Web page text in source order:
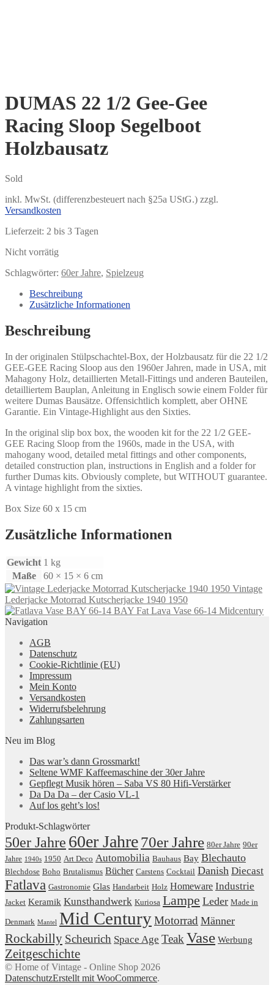
DUMAS 22 1/2 Gee-Gee
Racing Sloop Segelboot
Holzbausatz
Sold
inkl. MwSt. (differenzbesteuert nach §25a UStG.) zzgl.
Versandkosten
Lieferzeit: 2 bis 3 Tagen
Nicht vorrätig
Schlagwörter: 60er Jahre, Spielzeug
Beschreibung
Zusätzliche Informationen
Beschreibung
In der originalen Stülpschachtel-Box, der Holzbausatz für die 22 1/2
GEE-GEE Racing Sloop aus den 1960er Jahren, made in USA, mit
Mahagony Holz, detaillierten Metall-Fittings und anderen Bauteilen,
detailliertem Bauplan, Anleitung in Englisch sowie einem Folder für
weitere Dumas Bausätze. Offensichtlich komplett, aber OHNE
Garantie. Ein Vintage-Highlight aus den Sixties.
In the original slip box box, the wooden kit for the 22 1/2 GEE-
GEE Racing Sloop from the 1960s, made in the USA, with
mahogany wood, detailed metal fittings and other components,
detailed construction plan, instructions in English and a folder for
further Dumas kits. Obviously complete, but WITHOUT guarantee.
A vintage highlight from the sixties.
Box Size 60 x 15 cm
Zusätzliche Informationen
Gewicht 1 kg
Maße
60 × 15 × 6 cm
Vintage
Lederjacke Motorrad Kutscherjacke 1940 1950
BAY Fat Lava Vase 66-14 Midcentury
Navigation
AGB
Datenschutz
Cookie-Richtlinie (EU)
Impressum
Mein Konto
Versandkosten
Widerrufsbelehrung
Zahlungsarten
Neu im Blog
Das war’s dann Grossmarkt!
Seltene WMF Kaffeemaschine der 30er Jahre
Gepflegt Musik hören – Saba VS 80 Hifi-Verstärker
Da Da Da – der Casio VL-1
Auf los geht’s los!
Produkt-Schlagwörter
50er Jahre 60er Jahre70er Jahre 80er Jahre 90er
Jahre 1940s 1950 Art Deco Automobilia Bauhaus Bay Blechauto
Blechdose Boho Brutalismus Bücher Carstens Cocktail Danish Diecast
Fatlava Gastronomie Glas Handarbeit Holz Homeware Industrie
Jacket Keramik Kunsthandwerk Kuriosa Lampe Leder Made in
Denmark Mantel Mid CenturyMotorrad Männer
Rockabilly Scheurich Space Age Teak Vase Werbung
Zeitgeschichte
© Home of Vintage - Online Shop 2026
DatenschutzErstellt mit WooCommerce.